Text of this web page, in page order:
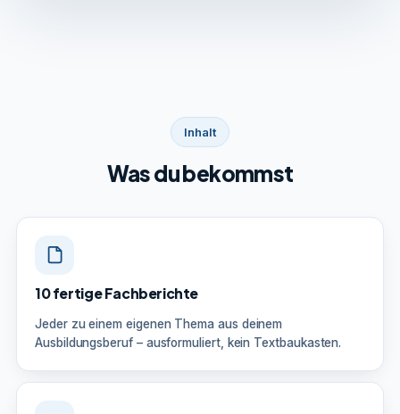
Inhalt
Was du bekommst
10 fertige Fachberichte
Jeder zu einem eigenen Thema aus deinem
Ausbildungsberuf – ausformuliert, kein Textbaukasten.